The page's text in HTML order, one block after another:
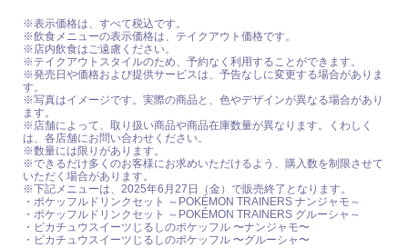
※表示価格は、すべて税込です。
※飲食メニューの表示価格は、テイクアウト価格です。
※店内飲食はご遠慮ください。
※テイクアウトスタイルのため、予約なく利用することができます。
※発売日や価格および提供サービスは、予告なしに変更する場合がありま
す。
※写真はイメージです。実際の商品と、色やデザインが異なる場合があり
ます。
※店舗によって、取り扱い商品や商品在庫数量が異なります。くわしく
は、各店舗にお問い合わせください。
※数量には限りがあります。
※できるだけ多くのお客様にお求めいただけるよう、購入数を制限させて
いただく場合があります。
※下記メニューは、2025年6月27日（金）で販売終了となります。
・ポケッフルドリンクセット ～POKÉMON TRAINERS ナンジャモ～
・ポケッフルドリンクセット ～POKÉMON TRAINERS グルーシャ～
・ピカチュウスイーツじるしのポケッフル 〜ナンジャモ〜
・ピカチュウスイーツじるしのポケッフル 〜グルーシャ〜